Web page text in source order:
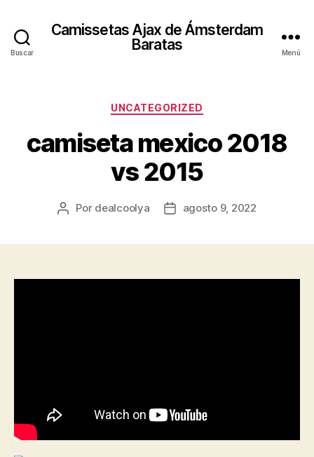
Buscar
Camissetas Ajax de Ámsterdam
Baratas
Menú
Categorías
UNCATEGORIZED
camiseta mexico 2018
vs 2015
Autor
Por dealcoolya
Fechaagosto 9, 2022